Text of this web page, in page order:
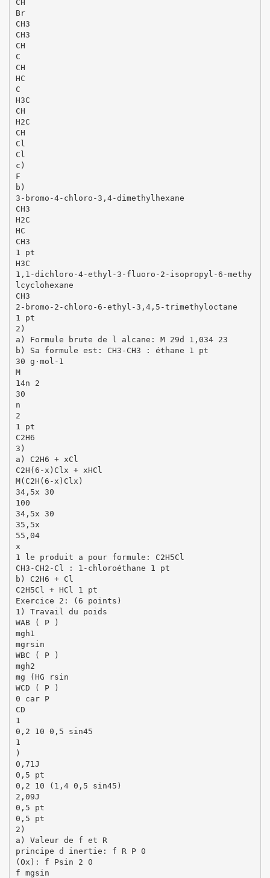
CH
Br
CH3
CH3
CH
C
CH
HC
C
H3C
CH
H2C
CH
Cl
Cl
c)
F
b)
3-bromo-4-chloro-3,4-dimethylhexane
CH3
H2C
HC
CH3
1 pt
H3C
1,1-dichloro-4-ethyl-3-fluoro-2-isopropyl-6-methy
lcyclohexane
CH3
2-bromo-2-chloro-6-ethyl-3,4,5-trimethyloctane
1 pt
2)
a) Formule brute de l alcane: M 29d 1,034 23
b) Sa formule est: CH3-CH3 : éthane 1 pt
30 g·mol-1
M
14n 2
30
n
2
1 pt
C2H6
3)
a) C2H6 + xCl
C2H(6-x)Clx + xHCl
M(C2H(6-x)Clx)
34,5x 30
100
34,5x 30
35,5x
55,04
x
1 le produit a pour formule: C2H5Cl
CH3-CH2-Cl : 1-chloroéthane 1 pt
b) C2H6 + Cl
C2H5Cl + HCl 1 pt
Exercice 2: (6 points)
1) Travail du poids
WAB ( P )
mgh1
mgrsin
WBC ( P )
mgh2
mg (HG rsin
WCD ( P )
0 car P
CD
1
0,2 10 0,5 sin45
1
)
0,71J
0,5 pt
0,2 10 (1,4 0,5 sin45)
2,09J
0,5 pt
0,5 pt
2)
a) Valeur de f et R
principe d inertie: f R P 0
(Ox): f Psin 2 0
f mgsin